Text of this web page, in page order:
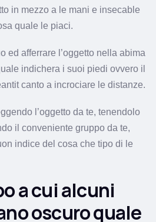
in mezzo a le mani e insecable
quale le piaci.
ed afferrare l’oggetto nella abima
indichera i suoi piedi ovvero il
canto a incrociare le distanze.
l’oggetto da te, tenendolo
il conveniente gruppo da te,
indice del cosa che tipo di le
a cui alcuni
oscuro quale